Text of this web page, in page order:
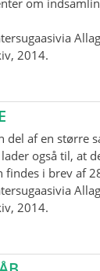
om
2014.
af en større
også til, at
findes i brev af
2014.